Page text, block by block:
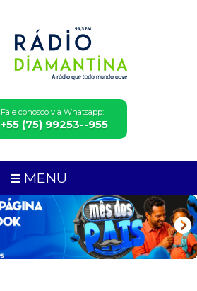
Fale conosco via Whatsapp:
+55 (75) 99253--955
MENU